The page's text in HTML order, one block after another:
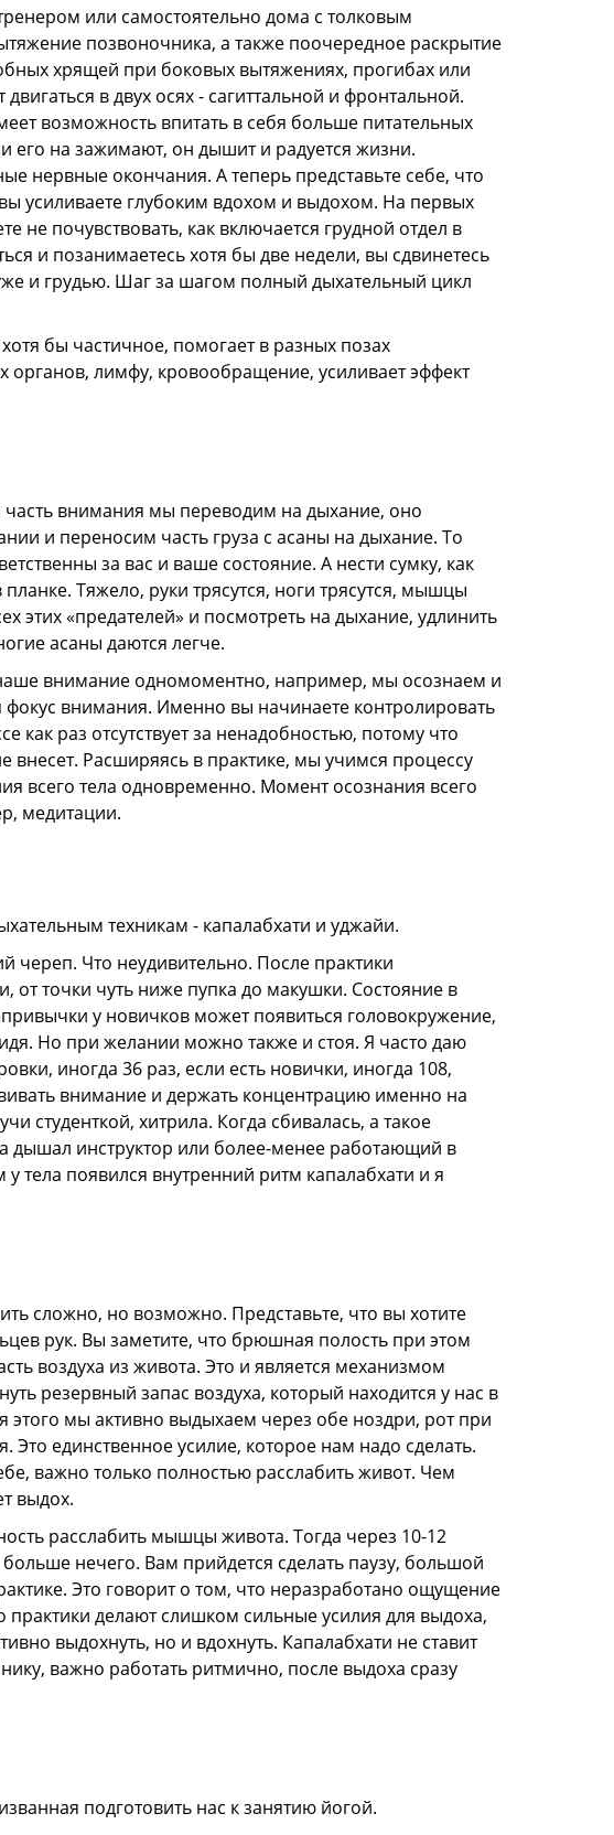
или самостоятельно дома с толковым
позвоночника, а также поочередное раскрытие
хрящей при боковых вытяжениях, прогибах или
в двух осях - сагиттальной и фронтальной.
возможность впитать в себя больше питательных
его на зажимают, он дышит и радуется жизни.
нервные окончания. А теперь представьте себе, что
усиливаете глубоким вдохом и выдохом. На первых
не почувствовать, как включается грудной отдел в
и позанимаетесь хотя бы две недели, вы сдвинетесь
и грудью. Шаг за шагом полный дыхательный цикл
бы частичное, помогает в разных позах
органов, лимфу, кровообращение, усиливает эффект
часть внимания мы переводим на дыхание, оно
и переносим часть груза с асаны на дыхание. То
за вас и ваше состояние. А нести сумку, как
Тяжело, руки трясутся, ноги трясутся, мышцы
этих «предателей» и посмотреть на дыхание, удлинить
асаны даются легче.
внимание одномоментно, например, мы осознаем и
фокус внимания. Именно вы начинаете контролировать
как раз отсутствует за ненадобностью, потому что
внесет. Расширяясь в практике, мы учимся процессу
всего тела одновременно. Момент осознания всего
медитации.
техникам - капалабхати и уджайи.
череп. Что неудивительно. После практики
от точки чуть ниже пупка до макушки. Состояние в
у новичков может появиться головокружение,
Но при желании можно также и стоя. Я часто даю
иногда 36 раз, если есть новички, иногда 108,
внимание и держать концентрацию именно на
студенткой, хитрила. Когда сбивалась, а такое
дышал инструктор или более-менее работающий в
тела появился внутренний ритм капалабхати и я
сложно, но возможно. Представьте, что вы хотите
рук. Вы заметите, что брюшная полость при этом
воздуха из живота. Это и является механизмом
резервный запас воздуха, который находится у нас в
мы активно выдыхаем через обе ноздри, рот при
Это единственное усилие, которое нам надо сделать.
важно только полностью расслабить живот. Чем
выдох.
расслабить мышцы живота. Тогда через 10-12
нечего. Вам прийдется сделать паузу, большой
Это говорит о том, что неразработано ощущение
делают слишком сильные усилия для выдоха,
выдохнуть, но и вдохнуть. Капалабхати не ставит
важно работать ритмично, после выдоха сразу
подготовить нас к занятию йогой.